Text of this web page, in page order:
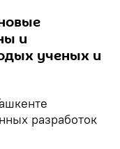
и
ученых и
разработок